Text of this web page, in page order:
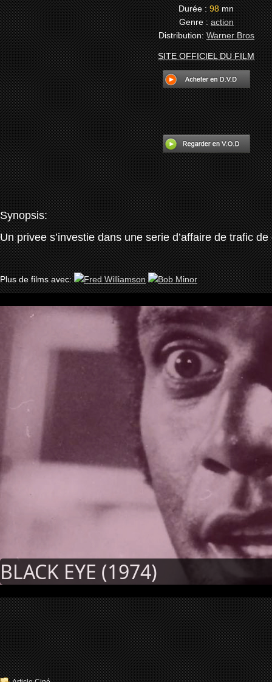
Durée :98mn
Genre :action
Distribution: Warner Bros
SITE OFFICIEL DU FILM
Synopsis:
Un privee s’investie dans une serie d’affaire de trafic
Plus de films avec:
BLACK EYE (1974)